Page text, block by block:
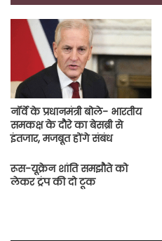
नॉर्वे के प्रधानमंत्री बोले- भारतीय
समकक्ष के दौरे का बेसब्री से
इंतजार, मजबूत होंगे संबंध
रूस-यूक्रेन शांति समझौते को
लेकर ट्रंप की दो टूक